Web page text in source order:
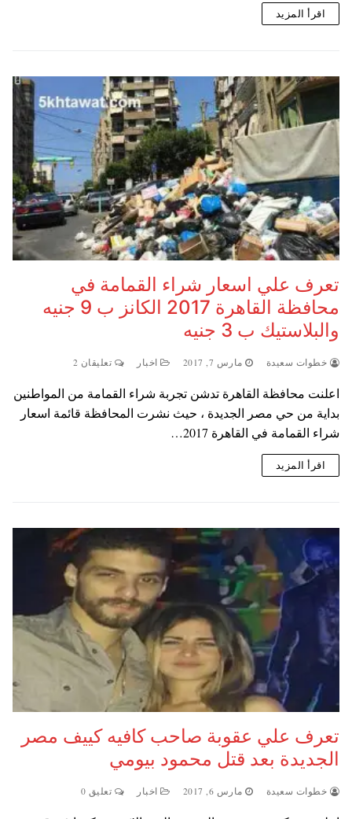
اقرأ المزيد
تعرف علي اسعار شراء القمامة في
محافظة القاهرة 2017 الكانز ب 9 جنيه
والبلاستيك ب 3 جنيه
خطوات سعيدة مارس 7, 2017 اخبار تعليقان 2
اعلنت محافظة القاهرة تدشن تجربة شراء القمامة من المواطنين
بداية من حي مصر الجديدة ، حيث نشرت المحافظة قائمة اسعار
شراء القمامة في القاهرة 2017…
اقرأ المزيد
تعرف علي عقوبة صاحب كافيه كييف مصر
الجديدة بعد قتل محمود بيومي
خطوات سعيدة مارس 6, 2017 اخبار تعليق 0